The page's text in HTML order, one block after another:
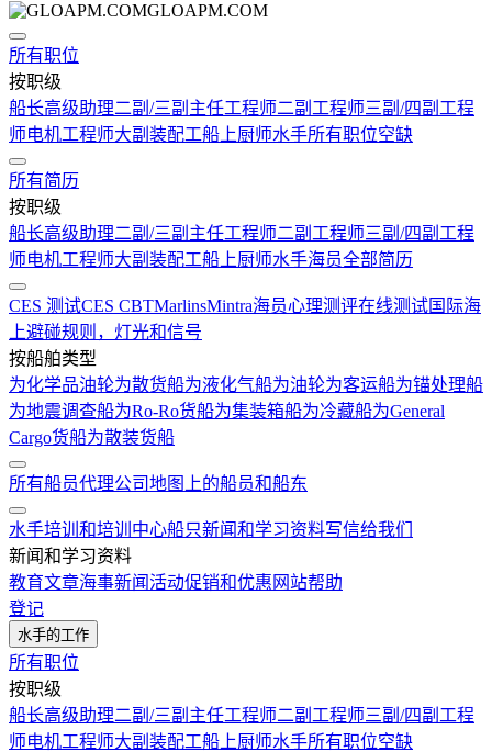
GLOAPM.COM
所有职位
按职级
船长高级助理二副/三副 主任工程师二副工程师三副/四副工程
师电机工程师大副 装配工船上厨师水手所有职位空缺
所有简历
按职级
船长高级助理二副/三副 主任工程师二副工程师三副/四副工程
师电机工程师大副 装配工船上厨师水手海员全部简历
CES 测试CES CBTMarlinsMintra海员心理测评在线测试国际海
上避碰规则，灯光和信号
按船舶类型
为化学品油轮为散货船为液化气船为油轮为客运船为锚处理船
为地震调查船为Ro-Ro货船为集装箱船为冷藏船为General
Cargo货船为散装货船
所有船员代理公司地图上的船员和船东
水手培训和培训中心船只新闻和学习资料写信给我们
新闻和学习资料
教育文章海事新闻活动促销和优惠 网站帮助
登记
水手的工作
所有职位
按职级
船长高级助理二副/三副 主任工程师二副工程师三副/四副工程
师电机工程师大副 装配工船上厨师水手所有职位空缺